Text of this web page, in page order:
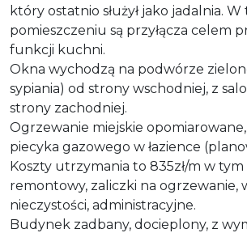
który ostatnio służył jako jadalnia. W
pomieszczeniu są przyłącza celem
funkcji kuchni.
Okna wychodzą na podwórze
sypiania) od strony wschodniej, z
strony zachodniej.
Ogrzewanie miejskie opomiarowane,
piecyka gazowego w łazience
Koszty utrzymania to 835zł/m w
remontowy, zaliczki na ogrzewanie,
nieczystości, administracyjne.
Budynek zadbany, docieplony, z